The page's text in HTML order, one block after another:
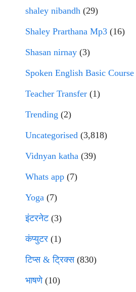
shaley nibandh (29)
Shaley Prarthana Mp3 (16)
Shasan nirnay (3)
Spoken English Basic Course
Teacher Transfer (1)
Trending (2)
Uncategorised (3,818)
Vidnyan katha (39)
Whats app (7)
Yoga (7)
इंटरनेट(3)
कंप्युटर (1)
टिप्स & ट्रिक्स(830)
भाषणे(10)